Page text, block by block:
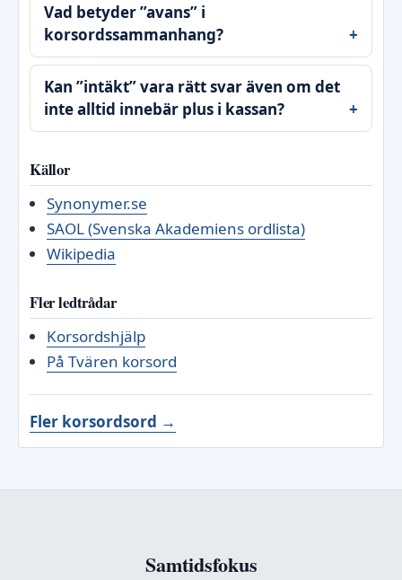
Vad betyder ”avans” i
korsordssammanhang?
Kan ”intäkt” vara rätt svar även om det
inte alltid innebär plus i kassan?
Källor
Synonymer.se
SAOL (Svenska Akademiens ordlista)
Wikipedia
Fler ledtrådar
Korsordshjälp
På Tvären korsord
Fler korsordsord →
Samtidsfokus